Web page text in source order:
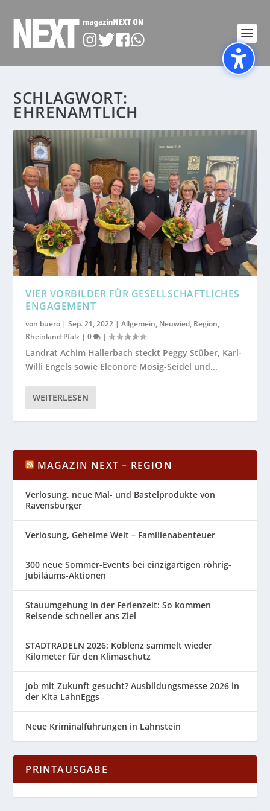
SCHLAGWORT:
EHRENAMTLICH
VIER VORBILDER FÜR GESELLSCHAFTLICHES
ENGAGEMENT
von buero |Sep. 21, 2022 |Allgemein, Neuwied, Region,
Rheinland-Pfalz |0 |
Landrat Achim Hallerbach steckt Peggy Stüber, Karl-
Willi Engels sowie Eleonore Mosig-Seidel und...
WEITERLESEN
MAGAZIN NEXT – REGION
Verlosung, neue Mal- und Bastelprodukte von
Ravensburger
Verlosung, Geheime Welt – Familienabenteuer
300 neue Sommer-Events bei einzigartigen röhrig-
Jubiläums-Aktionen
Stauumgehung in der Ferienzeit: So kommen
Reisende schneller ans Ziel
STADTRADELN 2026: Koblenz sammelt wieder
Kilometer für den Klimaschutz
Job mit Zukunft gesucht? Ausbildungsmesse 2026 in
der Kita LahnEggs
Neue Kriminalführungen in Lahnstein
PRINTAUSGABE